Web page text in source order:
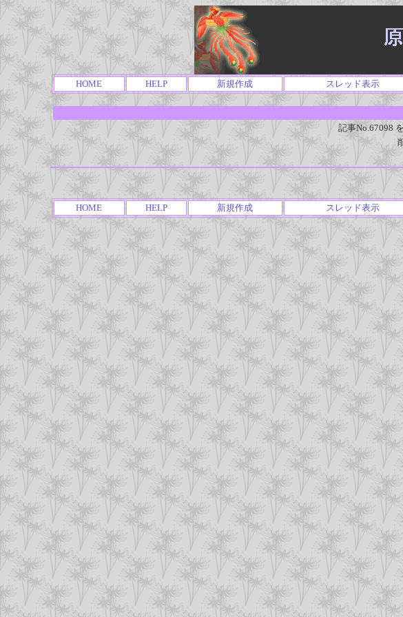
HOME HELP 新規作成 スレッド表示
記事No.67098
HOME HELP 新規作成 スレッド表示